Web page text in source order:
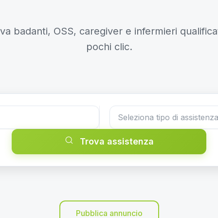
badanti, OSS, caregiver e infermieri
pochi clic.
Trova assistenza
Pubblica annuncio